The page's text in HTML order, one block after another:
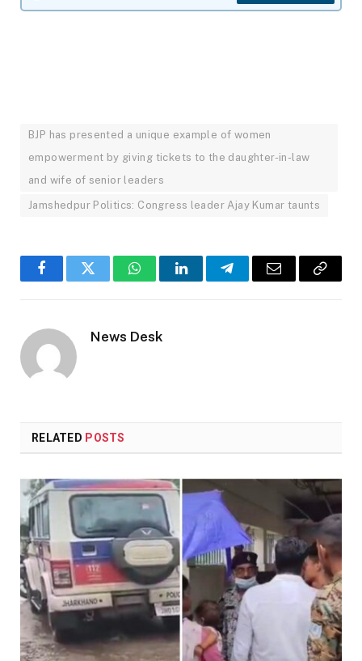
BJP has presented a unique example of women
empowerment by giving tickets to the daughter-in-law
and wife of senior leaders
Jamshedpur Politics: Congress leader Ajay Kumar taunts
FacebookTwitter WhatsAppLinkedInTelegramEmail
Copy
News Desk
RELATED POSTS